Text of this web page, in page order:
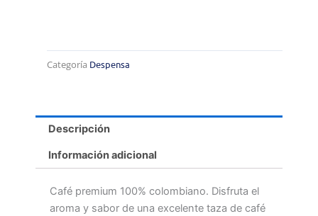
Categoría Despensa
Descripción
Información adicional
Café premium 100% colombiano. Disfruta el
aroma y sabor de una excelente taza de café